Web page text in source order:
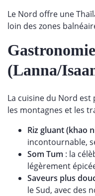
Le Nord offre une
loin des zones
(Lanna/
La cuisine du Nord
les montagnes et les
Riz gluant (khao
incontournable,
Som Tum : la
légèrement
Saveurs plus
le Sud, avec des